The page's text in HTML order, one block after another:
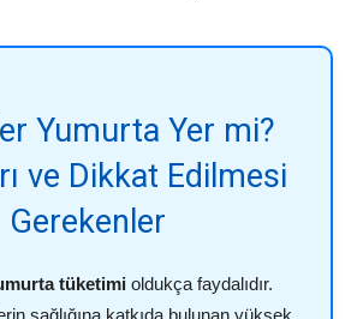
Yumurta Yer mi?
ve Dikkat Edilmesi
Gerekenler
tüketimi oldukça faydalıdır.
sağlığına katkıda bulunan yüksek